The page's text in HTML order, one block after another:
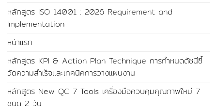
หลักสูตร ISO 14001 : 2026 Requirement and
Implementation
หน้าแรก
หลักสูตร KPI & Action Plan Technique การกำหนดดัชนีชี้
วัดความสำเร็จและเทคนิคการวางแผนงาน
หลักสูตร New QC 7 Tools เครื่องมือควบคุมคุณภาพใหม่ 7
ชนิด 2 วัน